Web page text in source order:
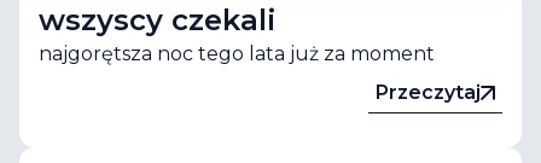
wszyscy czekali
najgorętsza noc tego lata już za moment
Przeczytaj